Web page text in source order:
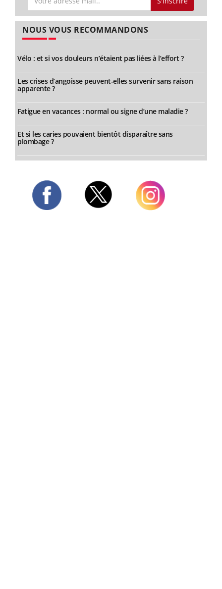
NOUS VOUS RECOMMANDONS
Vélo : et si vos douleurs n’étaient pas liées à l’effort ?
Les crises d’angoisse peuvent-elles survenir sans raison
apparente ?
Fatigue en vacances : normal ou signe d’une maladie ?
Et si les caries pouvaient bientôt disparaître sans
plombage ?